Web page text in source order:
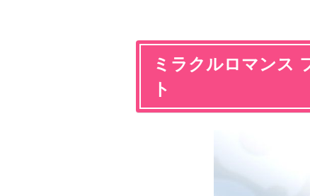
ミラクルロマンス
ト